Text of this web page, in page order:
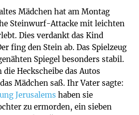
Mädchen hat am Montag
Steinwurf-Attacke mit leichten
Dies verdankt das Kind
fing den Stein ab. Das Spielzeug
Spiegel besonders stabil.
Heckscheibe das Autos
Mädchen saß. Ihr Vater sagte:
Jerusalems haben sie
zu ermorden, ein sieben